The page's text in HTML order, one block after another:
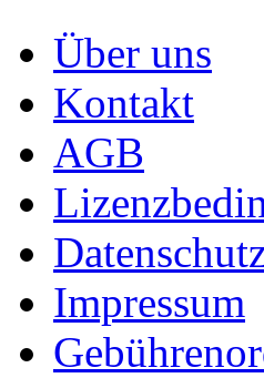
Über uns
Kontakt
AGB
Impressum